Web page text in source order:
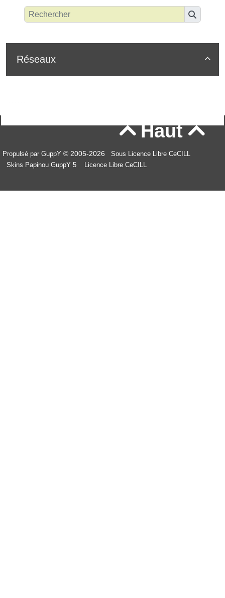

Réseaux
Haut
Propulsé par GuppY © 2005-2026
Sous Licence Libre CeCILL
Skins Papinou GuppY 5
Licence Libre CeCILL